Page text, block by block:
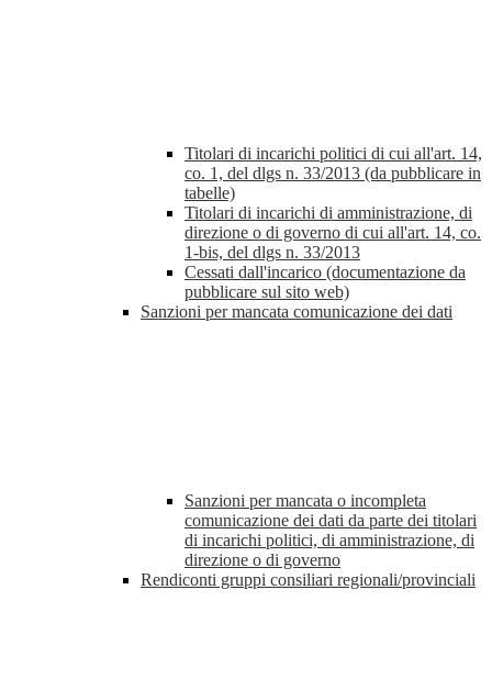
Titolari di incarichi politici di cui all'art. 14,
co. 1, del dlgs n. 33/2013 (da pubblicare in
tabelle)
Titolari di incarichi di amministrazione, di
direzione o di governo di cui all'art. 14, co.
1-bis, del dlgs n. 33/2013
Cessati dall'incarico (documentazione da
pubblicare sul sito web)
Sanzioni per mancata comunicazione dei dati
Sanzioni per mancata o incompleta
comunicazione dei dati da parte dei titolari
di incarichi politici, di amministrazione, di
direzione o di governo
Rendiconti gruppi consiliari regionali/provinciali